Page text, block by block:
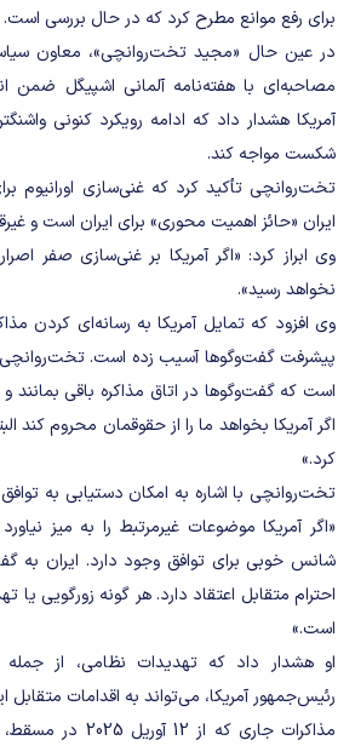
برای رفع موانع مطرح کرد که در حال بررسی است.
در عین حال «مجید تخت‌روانچی»، معاون
مصاحبه‌ای با هفته‌نامه آلمانی اشپیگل ضمن
آمریکا هشدار داد که ادامه رویکرد کنونی
شکست مواجه کند.
تخت‌روانچی تأکید کرد که غنی‌سازی اورانیوم
ایران «حائز اهمیت محوری» برای ایران است و
وی ابراز کرد: «اگر آمریکا بر غنی‌سازی صفر
نخواهد رسید».
وی افزود که تمایل آمریکا به رسانه‌ای کردن
پیشرفت گفت‌وگوها آسیب زده است. تخت‌روانچی
است که گفت‌وگوها در اتاق مذاکره باقی بمانند
اگر آمریکا بخواهد ما را از حقوقمان محروم کند
کرد.»
تخت‌روانچی با اشاره به امکان دستیابی به
«اگر آمریکا موضوعات غیرمرتبط را به میز
شانس خوبی برای توافق وجود دارد. ایران به
احترام متقابل اعتقاد دارد. هر گونه زورگویی یا
است.»
او هشدار داد که تهدیدات نظامی، از جمله
رئیس‌جمهور آمریکا، می‌تواند به اقدامات متقابل
مذاکرات جاری که